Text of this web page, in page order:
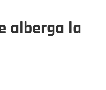
alberga la